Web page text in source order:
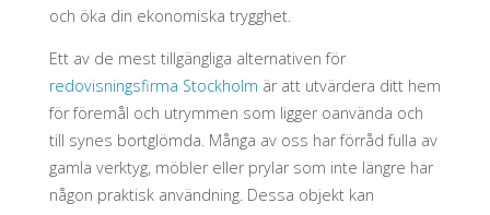
och öka din ekonomiska trygghet.
Ett av de mest tillgängliga alternativen för
redovisningsfirma Stockholm är att utvärdera ditt hem
för föremål och utrymmen som ligger oanvända och
till synes bortglömda. Många av oss har förråd fulla av
gamla verktyg, möbler eller prylar som inte längre har
någon praktisk användning. Dessa objekt kan